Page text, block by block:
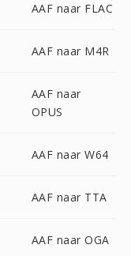
AAF naar FLAC
AAF naar M4R
AAF naar
OPUS
AAF naar W64
AAF naar TTA
AAF naar OGA